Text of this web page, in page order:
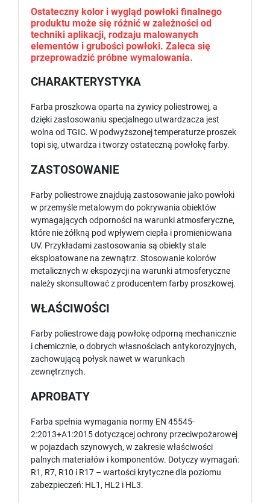
Ostateczny kolor i wygląd powłoki finalnego
produktu może się różnić w zależności od
techniki aplikacji, rodzaju malowanych
elementów i grubości powłoki. Zaleca się
przeprowadzić próbne wymalowania.
CHARAKTERYSTYKA
Farba proszkowa oparta na żywicy poliestrowej, a
dzięki zastosowaniu specjalnego utwardzacza jest
wolna od TGIC. W podwyższonej temperaturze proszek
topi się, utwardza i tworzy ostateczną powłokę farby.
ZASTOSOWANIE
Farby poliestrowe znajdują zastosowanie jako powłoki
w przemyśle metalowym do pokrywania obiektów
wymagających odporności na warunki atmosferyczne,
które nie żółkną pod wpływem ciepła i promieniowana
UV. Przykładami zastosowania są obiekty stale
eksploatowane na zewnątrz. Stosowanie kolorów
metalicznych w ekspozycji na warunki atmosferyczne
należy skonsultować z producentem farby proszkowej.
WŁAŚCIWOŚCI
Farby poliestrowe dają powłokę odporną mechanicznie
i chemicznie, o dobrych własnościach antykorozyjnych,
zachowującą połysk nawet w warunkach
zewnętrznych.
APROBATY
Farba spełnia wymagania normy EN 45545-
2:2013+A1:2015 dotyczącej ochrony przeciwpożarowej
w pojazdach szynowych, w zakresie właściwości
palnych materiałów i komponentów. Dotyczy wymagań:
R1, R7, R10 i R17 – wartości krytyczne dla poziomu
zabezpieczeń: HL1, HL2 i HL3.